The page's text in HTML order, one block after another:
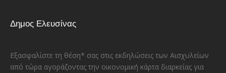
Δημος Ελευσίνας
Εξασφαλίστε τη θέση* σας στις εκδηλώσεις των Αισχυλείων
από τώρα αγοράζοντας την οικονομική κάρτα διαρκείας για